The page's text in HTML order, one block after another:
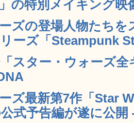
の特別メイキング映
ズの登場人物たち
ーズ「Steampunk
スター・ウォーズ
ズ最新第7作「Star
式予告編が遂に公開